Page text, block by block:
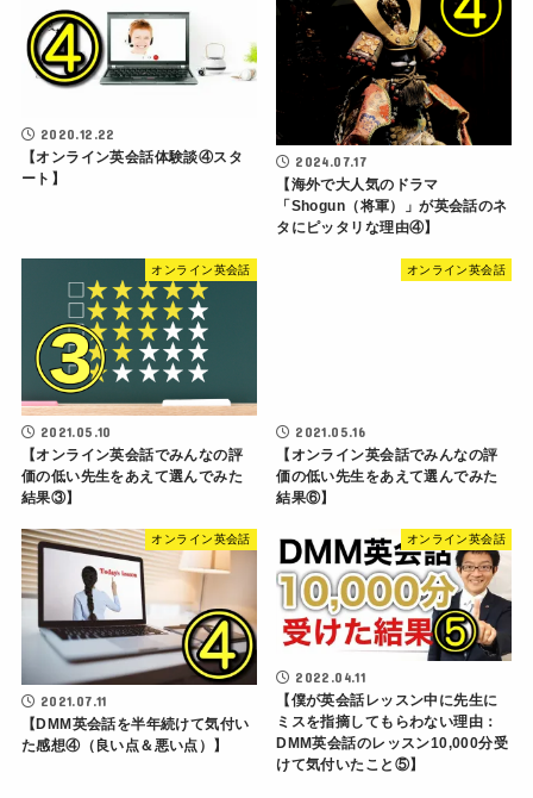
2020.12.22
【オンライン英会話体験談④スタ
ート】
2024.07.17
【海外で大人気のドラマ
「Shogun（将軍）」が英会話のネ
タにピッタリな理由④】
オンライン英会話
2021.05.10
【オンライン英会話でみんなの評
価の低い先生をあえて選んでみた
結果③】
オンライン英会話
2021.05.16
【オンライン英会話でみんなの評
価の低い先生をあえて選んでみた
結果⑥】
オンライン英会話
2021.07.11
【DMM英会話を半年続けて気付い
た感想④（良い点＆悪い点）】
オンライン英会話
2022.04.11
【僕が英会話レッスン中に先生に
ミスを指摘してもらわない理由：
DMM英会話のレッスン10,000分受
けて気付いたこと⑤】